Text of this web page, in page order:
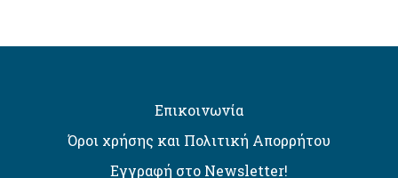
Επικοινωνία
Όροι χρήσης και Πολιτική Απορρήτου
Εγγραφή στο Newsletter!